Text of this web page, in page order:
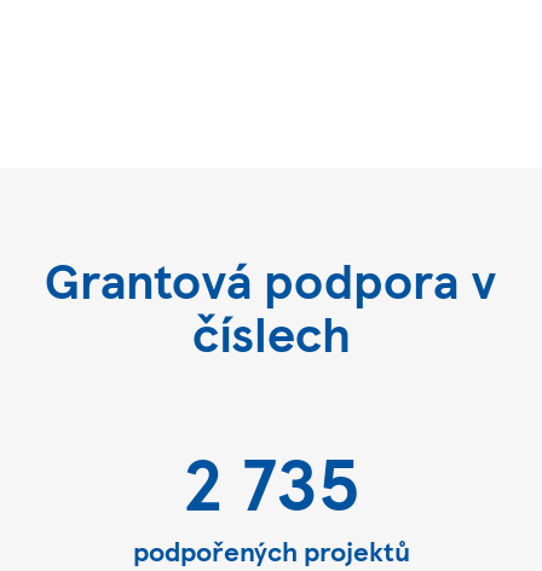
Grantová podpora v
číslech
2 735
podpořených projektů